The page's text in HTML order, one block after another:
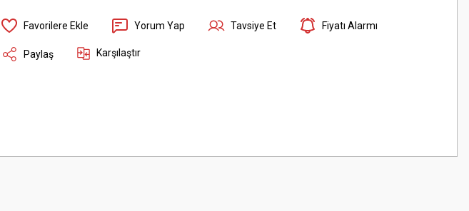
Yorum Yap Tavsiye Et Fiyatı Alarmı
Paylaş Karşılaştır